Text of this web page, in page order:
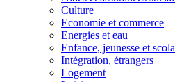
Culture
Economie et commerce
Energies et eau
Enfance, jeunesse et
Intégration, étrangers
Logement